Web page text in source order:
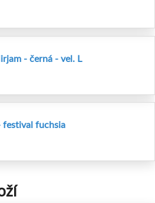
- černá - vel. L
festival fuchsia